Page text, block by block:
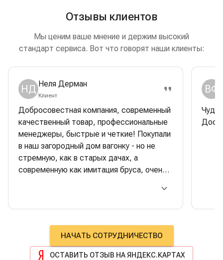
Отзывы клиентов
Мы ценим ваше мнение и держим высокий
стандарт сервиса. Вот что говорят наши клиенты:
НД Неля Дерман
Клиент
Добросовестная компания, современный
качественный товар, профессиональные
менеджеры, быстрые и четкие! Покупали
в наш загородный дом вагонку - но не
стремную, как в старых дачах, а
современную как имитация бруса, очень
максимально оперативно сделал
поставку, при этом правильно
побеспокоился о разных нюансах,
ВФ
НАЧАТЬ СОТРУДНИЧЕСТВО
ОСТАВИТЬ ОТЗЫВ НА ЯНДЕКС.КАРТАХ